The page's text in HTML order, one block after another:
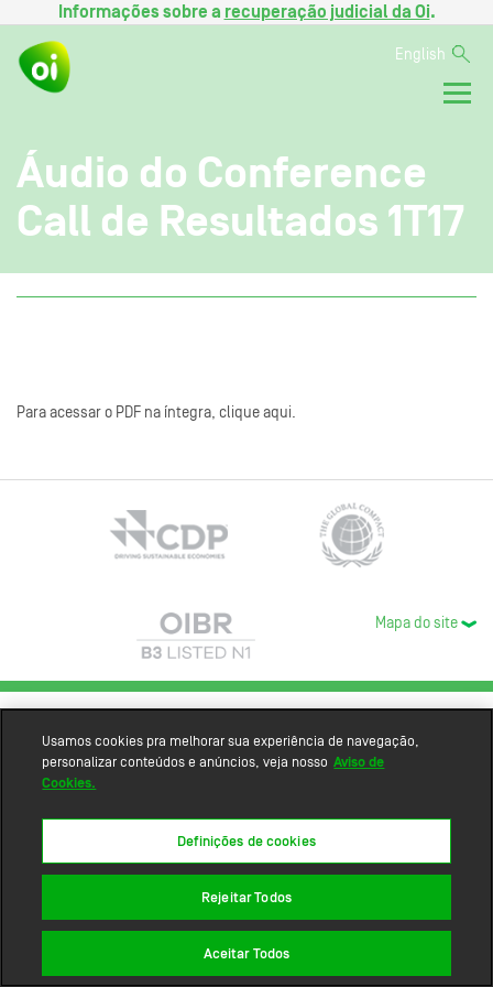
Informações sobre a recuperação judicial da Oi.
English
Áudio do Conference
Call de Resultados 1T17
Para acessar o PDF na íntegra, clique aqui.
Mapa do site
Usamos cookies pra melhorar sua experiência de navegação,
personalizar conteúdos e anúncios, veja nosso Aviso de
Cookies.
Definições de cookies
Rejeitar Todos
Aceitar Todos